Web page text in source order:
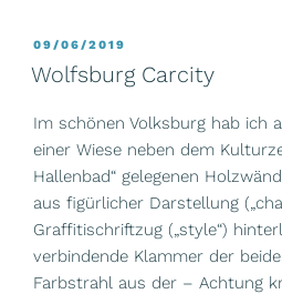
VERÖFFENTLICHT
AM
09/06/2019
Wolfsburg Carcity
Im schönen Volksburg hab ich
einer Wiese neben dem
Hallenbad“ gelegenen
aus figürlicher Darstellung
Graffitischriftzug („style“)
verbindende Klammer der
Farbstrahl aus der – Achtung